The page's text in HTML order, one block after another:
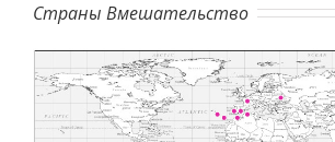
Страны Вмешательство